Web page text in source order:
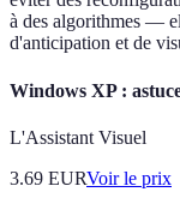
à des algorithmes —
d'anticipation et de
Windows XP :
L'Assistant Visuel
3.69 EURVoir le prix